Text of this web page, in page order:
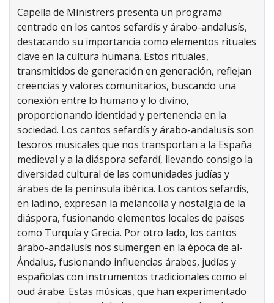
Capella de Ministrers presenta un programa
centrado en los cantos sefardís y árabo-andalusís,
destacando su importancia como elementos rituales
clave en la cultura humana. Estos rituales,
transmitidos de generación en generación, reflejan
creencias y valores comunitarios, buscando una
conexión entre lo humano y lo divino,
proporcionando identidad y pertenencia en la
sociedad. Los cantos sefardís y árabo-andalusís son
tesoros musicales que nos transportan a la España
medieval y a la diáspora sefardí, llevando consigo la
diversidad cultural de las comunidades judías y
árabes de la península ibérica. Los cantos sefardís,
en ladino, expresan la melancolía y nostalgia de la
diáspora, fusionando elementos locales de países
como Turquía y Grecia. Por otro lado, los cantos
árabo-andalusís nos sumergen en la época de al-
Ándalus, fusionando influencias árabes, judías y
españolas con instrumentos tradicionales como el
oud árabe. Estas músicas, que han experimentado